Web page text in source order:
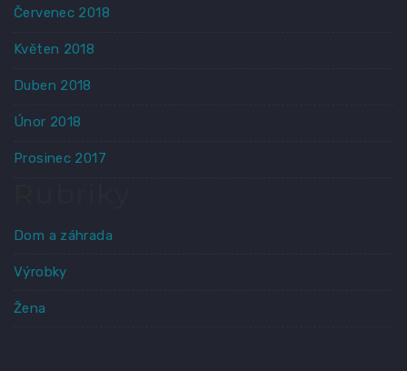
Červenec 2018
Květen 2018
Duben 2018
Únor 2018
Prosinec 2017
Dom a záhrada
Výrobky
Žena